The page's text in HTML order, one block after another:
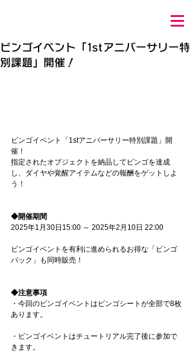
ビンゴイベント「1stアニバーサリー特
別課題」開催！
ビンゴイベント「1stアニバーサリー特別課題」開
催！
指定されたオブジェクトを納品してビンゴを達成
し、ダイヤや覚醒アイテムなどの報酬をゲットしよ
う！
◆開催期間
2025年1月30日15:00 ～ 2025年2月10日 22:00
ビンゴイベントを有利に進められるお得な「ビンゴ
パック」も同時販売！
◆注意事項
・今回のビンゴイベントはビンゴシートが全部で8枚
あります。
・ビンゴイベントはチュートリアル完了後に参加で
きます。